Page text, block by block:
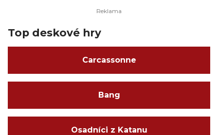
Top deskové hry
Carcassonne
Bang
Osadníci z Katanu